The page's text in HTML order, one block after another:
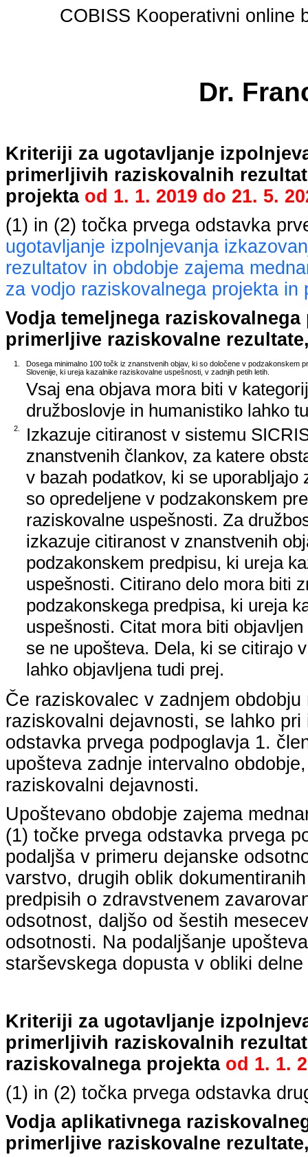
COBISS Kooperativni online
Dr.
Kriteriji za ugotavljanje
primerljivih raziskovalnih
projekta od 1. 1. 2019 do 21. 5.
(1) in (2) točka prvega odstavka
ugotavljanje izpolnjevanja
rezultatov in obdobje zajema
za vodjo raziskovalnega projekta in
Vodja temeljnega
primerljive raziskovalne
1.
Dosega minimalno 100 točk iz znanstvenih objav, ki so določene v podzakonskem
Slovenije, ki ureja kazalnike raziskovalne uspešnosti, v zadnjih petih letih.
Vsaj ena objava mora biti v
družboslovje in humanistiko lahko
2.
Izkazuje citiranost v sistemu
znanstvenih člankov, za katere
v bazah podatkov, ki se
so opredeljene v podzakonskem
raziskovalne uspešnosti. Za
izkazuje citiranost v znanstvenih
podzakonskem predpisu, ki ureja
uspešnosti. Citirano delo mora biti
podzakonskega predpisa, ki ureja
uspešnosti. Citat mora biti
se ne upošteva. Dela, ki se citirajo
lahko objavljena tudi prej.
Če raziskovalec v zadnjem
raziskovalni dejavnosti, se lahko
odstavka prvega podpoglavja 1.
upošteva zadnje intervalno
raziskovalni dejavnosti.
Upoštevano obdobje zajema
(1) točke prvega odstavka prvega
podaljša v primeru dejanske
varstvo, drugih oblik
predpisih o zdravstvenem
odsotnost, daljšo od šestih
odsotnosti. Na podaljšanje
starševskega dopusta v obliki
Kriteriji za ugotavljanje
primerljivih raziskovalnih
raziskovalnega projekta od 1. 1.
(1) in (2) točka prvega odstavka
Vodja aplikativnega
primerljive raziskovalne